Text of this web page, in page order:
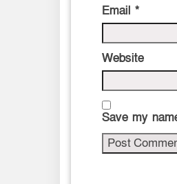
Email *
Website
Save my